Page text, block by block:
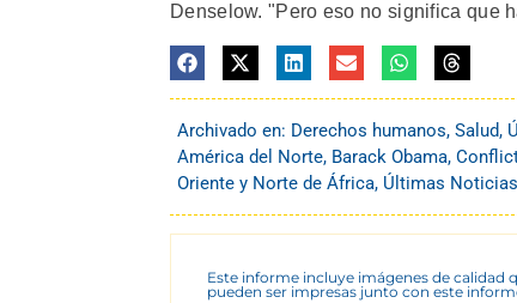
Denselow. "Pero eso no significa que
Archivado en: Derechos humanos, Salud,
América del Norte, Barack Obama,
Oriente y Norte de África, Últimas Noticias
Este informe incluye imágenes de calidad
pueden ser impresas junto con este